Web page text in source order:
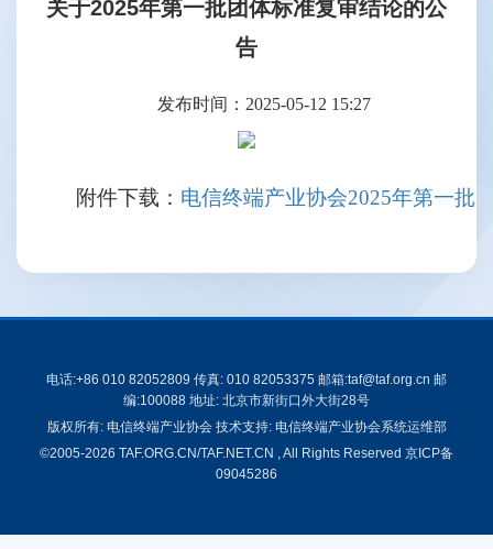
关于2025年第一批团体标准复审结论的公
告
发布时间：2025-05-12 15:27
附件下载： 电信终端产业协会2025年第一批
电话:+86 010 82052809 传真: 010 82053375 邮箱:taf@taf.org.cn 邮
编:100088 地址: 北京市新街口外大街28号
版权所有: 电信终端产业协会 技术支持: 电信终端产业协会系统运维部
©2005-2026 TAF.ORG.CN/TAF.NET.CN , All Rights Reserved 京ICP备
09045286